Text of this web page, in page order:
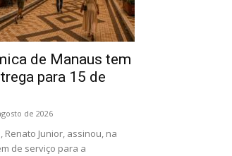
de Manaus tem
para 15 de
de 2026
Junior, assinou, na
de serviço para a